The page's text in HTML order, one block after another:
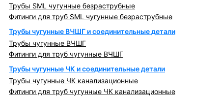
Трубы SML чугунные безраструбные
Фитинги для труб SML чугунные безраструбные
Трубы чугунные ВЧШГ и соединительные детали
Трубы чугунные ВЧШГ
Фитинги для труб чугунные ВЧШГ
Трубы чугунные ЧК и соединительные детали
Трубы чугунные ЧК канализационные
Фитинги для труб чугунные ЧК канализационные